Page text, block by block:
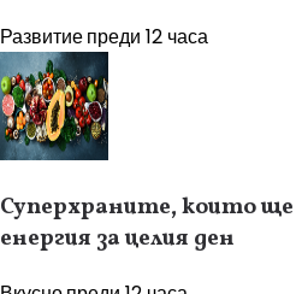
Развитиепреди 12 часа
Суперхраните, които ще
енергия за целия ден